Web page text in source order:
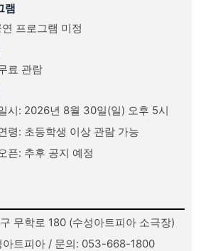
램
연 프로그램 미정
료 관람
시: 2026년 8월 30일(일) 오후 5시
령: 초등학생 이상 관람 가능
픈: 추후 공지 예정
무학로 180 (수성아트피아 소극장)
아트피아 / 문의: 053-668-1800